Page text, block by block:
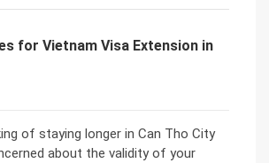
for Vietnam Visa Extension in
of staying longer in Can Tho City
about the validity of your